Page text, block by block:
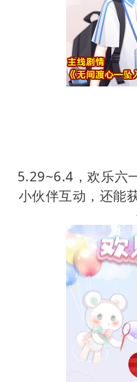
5.29~6.4，欢乐六
小伙伴互动，还能